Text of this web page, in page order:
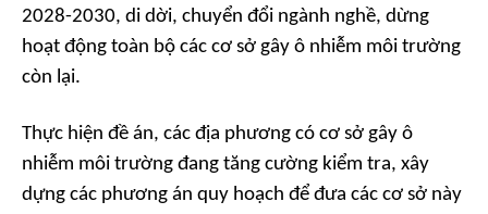
2028-2030, di dời, chuyển đổi ngành nghề, dừng
hoạt động toàn bộ các cơ sở gây ô nhiễm môi trường
còn lại.
Thực hiện đề án, các địa phương có cơ sở gây ô
nhiễm môi trường đang tăng cường kiểm tra, xây
dựng các phương án quy hoạch để đưa các cơ sở này